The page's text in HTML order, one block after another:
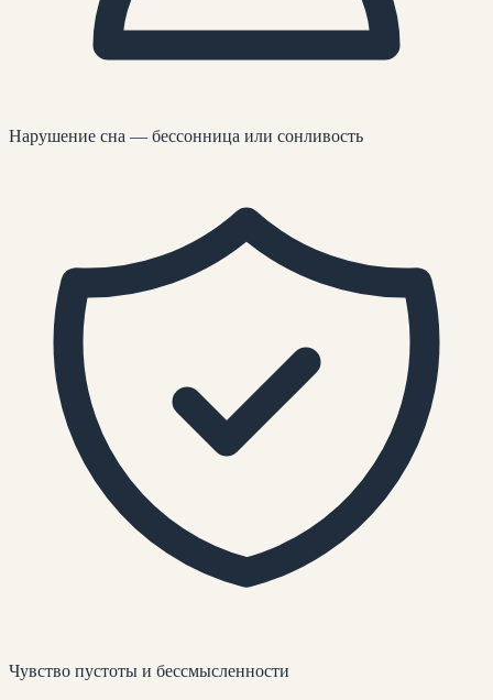
Нарушение сна — бессонница или сонливость
Чувство пустоты и бессмысленности